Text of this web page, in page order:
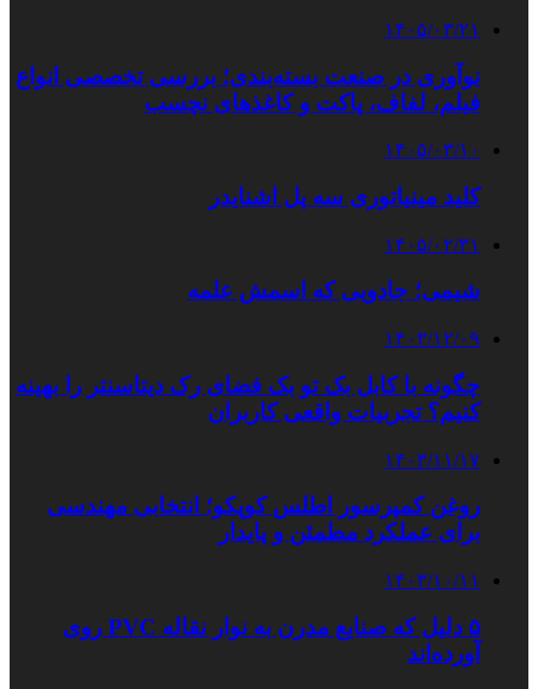
۱۴۰۵/۰۳/۲۱
نوآوری در صنعت بسته‌بندی؛ بررسی تخصصی انواع
فیلم، لفاف، پاکت و کاغذهای نچسب
۱۴۰۵/۰۳/۱۰
کلید مینیاتوری سه پل اشنایدر
۱۴۰۵/۰۲/۳۱
شیمی؛ جادویی که اسمش علمه
۱۴۰۳/۱۲/۰۹
چگونه با کابل بک تو بک فضای رک دیتاسنتر را بهینه
کنیم؟ تجربیات واقعی کاربران
۱۴۰۳/۱۱/۱۷
روغن کمپرسور اطلس کوپکو؛ انتخابی مهندسی
برای عملکرد مطمئن و پایدار
۱۴۰۳/۱۰/۱۱
۵ دلیل که صنایع مدرن به نوار نقاله PVC روی
آورده‌اند